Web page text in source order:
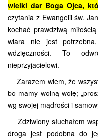
wielki dar Boga Ojca,
czytania z Ewangelii św.
kochać prawdziwą
wiara nie jest
wdzięczności. To
nieprzyjacielowi.
Zarazem wiem, że
bo mamy wolną wolę;
wg swojej mądrości i
Zdziwiony słuchałem
droga jest podobna do